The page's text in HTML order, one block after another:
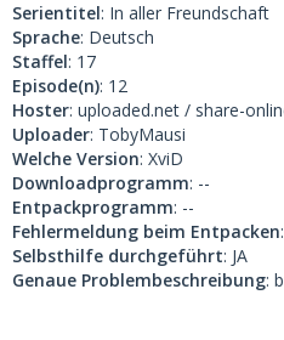
Serientitel: In aller Freundschaft
Sprache: Deutsch
Staffel: 17
Episode(n): 12
Hoster: uploaded.net / share-
Uploader: TobyMausi
Welche Version: XviD
Downloadprogramm: --
Entpackprogramm: --
Fehlermeldung beim Entpacken
Selbsthilfe durchgeführt: JA
Genaue Problembeschreibung: